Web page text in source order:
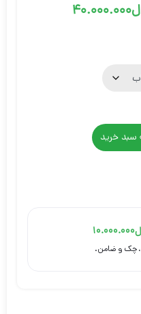
40.000.000
سبد خرید
10.000.000